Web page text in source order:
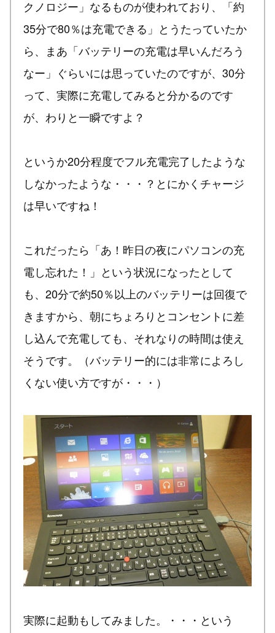
クノロジー」なるものが使われており、「約
35分で80％は充電できる」とうたっていたか
ら、まあ「バッテリーの充電は早いんだろう
なー」ぐらいには思っていたのですが、30分
って、実際に充電してみると分かるのです
が、わりと一瞬ですよ？
というか20分程度でフル充電完了したような
しなかったような・・・？とにかくチャージ
は早いですね！
これだったら「あ！昨日の夜にパソコンの充
電し忘れた！」という状況になったとして
も、20分で約50％以上のバッテリーは回復で
きますから、朝にちょろりとコンセントに差
し込んで充電しても、それなりの時間は使え
そうです。（バッテリー的には非常によろし
くない使い方ですが・・・）
実際に起動もしてみました。・・・という